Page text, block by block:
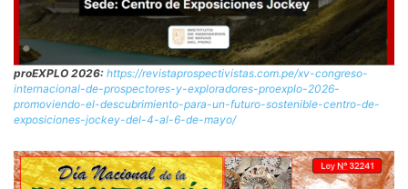
proEXPLO 2026: https://revistaprospectivistas.com.pe/xv-congreso-
internacional-de-prospectores-y-exploradores-proexplo-2026-
promoviendo-el-descubrimiento-para-un-futuro-sostenible-centro-de-
exposiciones-jockey-del-4-al-6-de-mayo/